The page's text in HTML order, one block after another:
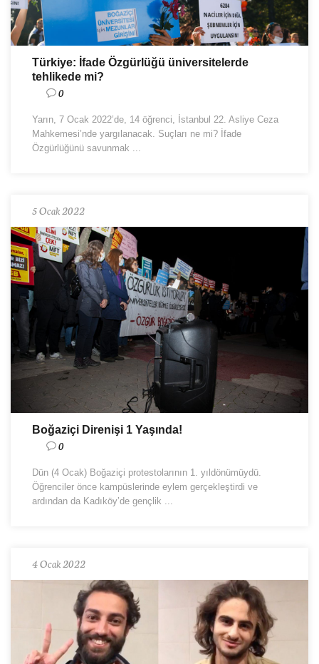
Türkiye: İfade Özgürlüğü üniversitelerde
tehlikede mi?
0
Yarın, 7 Ocak 2022’de, 14 öğrenci, İstanbul 22. Asliye Ceza
Mahkemesi’nde yargılanacak. Suçları ne mi? İfade
Özgürlüğünü savunmak ...
5 Ocak 2022
Boğaziçi Direnişi 1 Yaşında!
0
Dün (4 Ocak) Boğaziçi protestolarının 1. yıldönümüydü.
Öğrenciler önce kampüslerinde eylem gerçekleştirdi ve
ardından da Kadıköy’de gençlik ...
4 Ocak 2022